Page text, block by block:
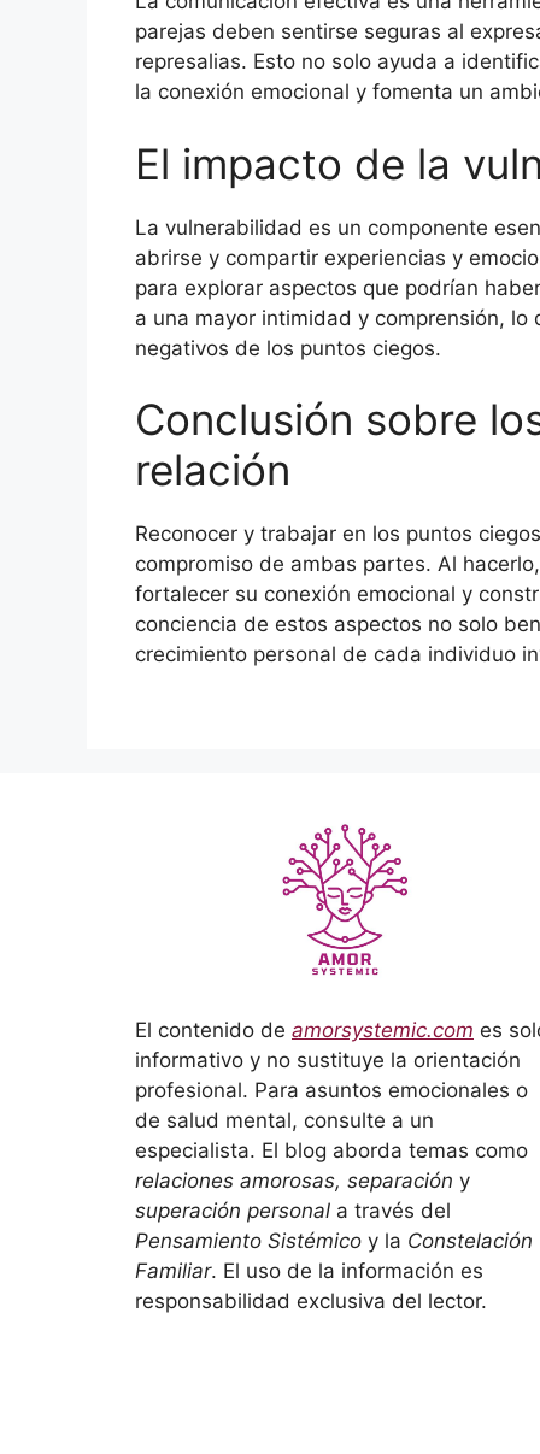
parejas deben sentirse seguras al
represalias. Esto no solo ayuda a
la conexión emocional y fomenta un
El impacto de la
La vulnerabilidad es un componente
abrirse y compartir experiencias y
para explorar aspectos que podrían
a una mayor intimidad y comprensión,
negativos de los puntos ciegos.
Conclusión sobre
relación
Reconocer y trabajar en los puntos
compromiso de ambas partes. Al
fortalecer su conexión emocional y
conciencia de estos aspectos no solo
crecimiento personal de cada individuo
El contenido de amorsystemic.com es
informativo y no sustituye la orientación
profesional. Para asuntos emocionales o
de salud mental, consulte a un
especialista. El blog aborda temas como
relaciones amorosas, separación y
superación personal a través del
Pensamiento Sistémico y la Constelación
Familiar. El uso de la información es
responsabilidad exclusiva del lector.